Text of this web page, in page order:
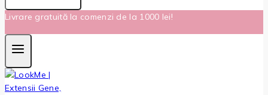
Livrare gratuită la comenzi de la 1000 lei!